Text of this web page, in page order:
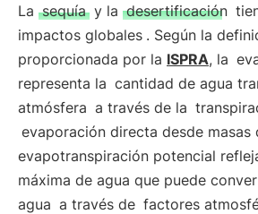
La sequía y la desertificación
impactos globales . Según la
proporcionada por la ISPRA, la
representa la cantidad de agua
atmósfera a través de la
evaporación directa desde masas
evapotranspiración potencial
máxima de agua que puede
agua a través de factores